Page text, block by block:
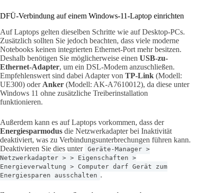
DFÜ-Verbindung auf einem Windows-11-Laptop einrichten
Auf Laptops gelten dieselben Schritte wie auf Desktop-PCs.
Zusätzlich sollten Sie jedoch beachten, dass viele moderne
Notebooks keinen integrierten Ethernet-Port mehr besitzen.
Deshalb benötigen Sie möglicherweise einen USB-zu-
Ethernet-Adapter, um ein DSL-Modem anzuschließen.
Empfehlenswert sind dabei Adapter von TP-Link (Modell:
UE300) oder Anker (Modell: AK-A7610012), da diese unter
Windows 11 ohne zusätzliche Treiberinstallation
funktionieren.
Außerdem kann es auf Laptops vorkommen, dass der
Energiesparmodus die Netzwerkadapter bei Inaktivität
deaktiviert, was zu Verbindungsunterbrechungen führen kann.
Deaktivieren Sie dies unter Geräte-Manager >
Netzwerkadapter > > Eigenschaften >
Energieverwaltung > Computer darf Gerät zum
Energiesparen ausschalten .